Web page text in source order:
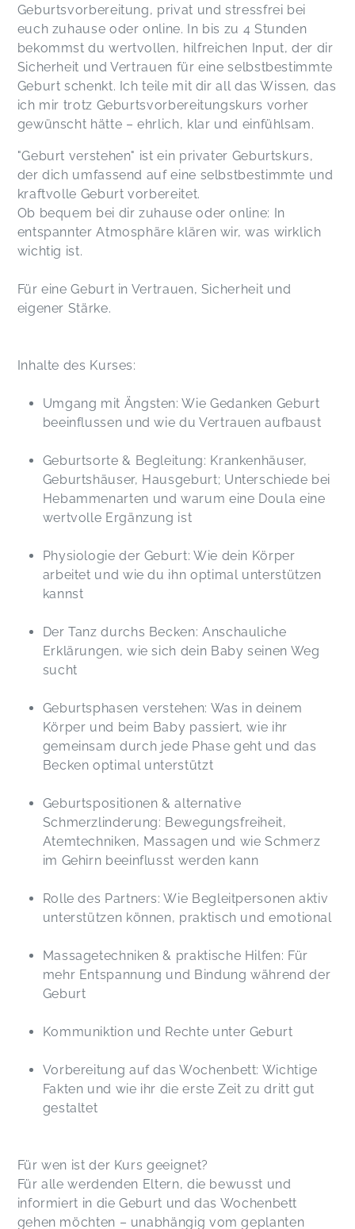
Geburtsvorbereitung, privat und stressfrei bei
euch zuhause oder online. In bis zu 4 Stunden
bekommst du wertvollen, hilfreichen Input, der dir
Sicherheit und Vertrauen für eine selbstbestimmte
Geburt schenkt. Ich teile mit dir all das Wissen, das
ich mir trotz Geburtsvorbereitungskurs vorher
gewünscht hätte – ehrlich, klar und einfühlsam.
"Geburt verstehen" ist ein privater Geburtskurs,
der dich umfassend auf eine selbstbestimmte und
kraftvolle Geburt vorbereitet.
Ob bequem bei dir zuhause oder online: In
entspannter Atmosphäre klären wir, was wirklich
wichtig ist.
Für eine Geburt in Vertrauen, Sicherheit und
eigener Stärke.
Inhalte des Kurses:
Umgang mit Ängsten: Wie Gedanken Geburt
beeinflussen und wie du Vertrauen aufbaust
Geburtsorte & Begleitung: Krankenhäuser,
Geburtshäuser, Hausgeburt; Unterschiede bei
Hebammenarten und warum eine Doula eine
wertvolle Ergänzung ist
Physiologie der Geburt: Wie dein Körper
arbeitet und wie du ihn optimal unterstützen
kannst
Der Tanz durchs Becken: Anschauliche
Erklärungen, wie sich dein Baby seinen Weg
sucht
Geburtsphasen verstehen: Was in deinem
Körper und beim Baby passiert, wie ihr
gemeinsam durch jede Phase geht und das
Becken optimal unterstützt
Geburtspositionen & alternative
Schmerzlinderung: Bewegungsfreiheit,
Atemtechniken, Massagen und wie Schmerz
im Gehirn beeinflusst werden kann
Rolle des Partners: Wie Begleitpersonen aktiv
unterstützen können, praktisch und emotional
Massagetechniken & praktische Hilfen: Für
mehr Entspannung und Bindung während der
Geburt
Kommuniktion und Rechte unter Geburt
Vorbereitung auf das Wochenbett: Wichtige
Fakten und wie ihr die erste Zeit zu dritt gut
gestaltet
Für wen ist der Kurs geeignet?
Für alle werdenden Eltern, die bewusst und
informiert in die Geburt und das Wochenbett
gehen möchten – unabhängig vom geplanten